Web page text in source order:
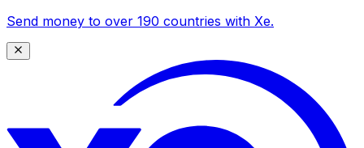
Send money to over 190 countries with Xe.